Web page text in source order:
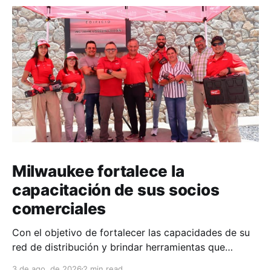
Milwaukee fortalece la
capacitación de sus socios
comerciales
Con el objetivo de fortalecer las capacidades de su
red de distribución y brindar herramientas que